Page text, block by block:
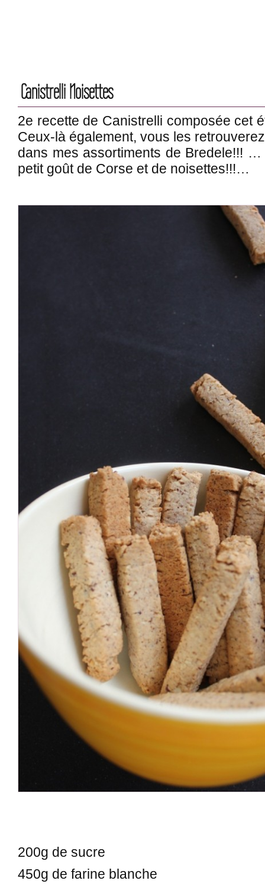
Canistrelli Noisettes
2e recette de Canistrelli composée cet
Ceux-là également, vous les
dans mes assortiments de Bredele!!!
petit goût de Corse et de noisettes!!!…
200g de sucre
450g de farine blanche